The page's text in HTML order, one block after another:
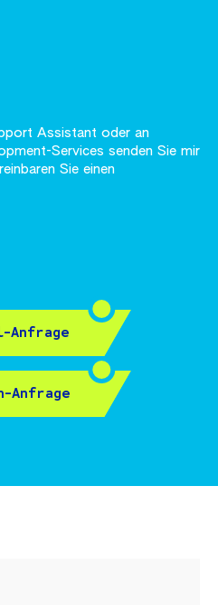
Assistant oder an
Services senden Sie mir
Sie einen
Anfrage
Anfrage